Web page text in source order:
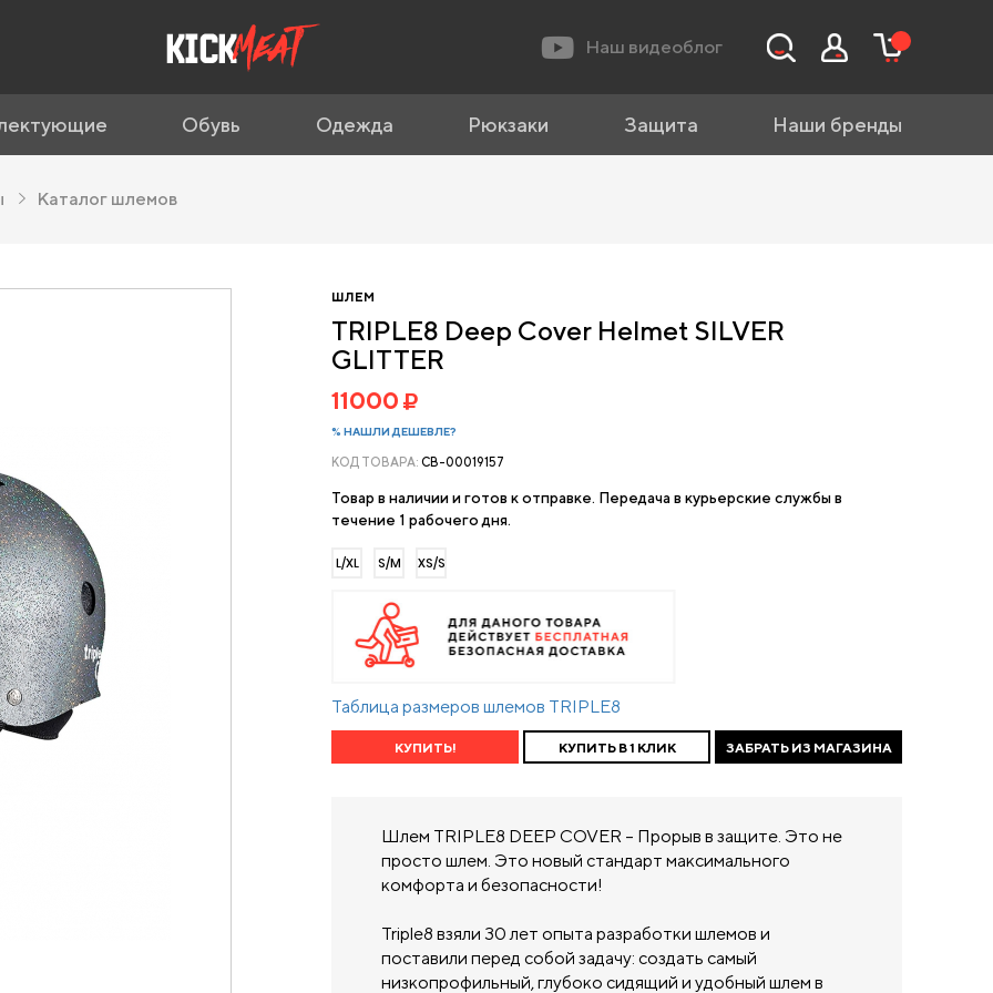
Наш видеоблог
Обувь Одежда Рюкзаки Защита Наши бренды
Каталог шлемов
ШЛЕМ
TRIPLE8 Deep Cover Helmet SILVER
GLITTER
11000
% НАШЛИ ДЕШЕВЛЕ?
КОД ТОВАРА: CB-00019157
Товар в наличии и готов к отправке. Передача в курьерские службы в
течение 1 рабочего дня.
L/XL S/M XS/S
Таблица размеров шлемов TRIPLE8
КУПИТЬ! КУПИТЬ В 1 КЛИК ЗАБРАТЬ ИЗ МАГАЗИНА
Шлем TRIPLE8 DEEP COVER – Прорыв в защите. Это не
просто шлем. Это новый стандарт максимального
комфорта и безопасности!
Triple8 взяли 30 лет опыта разработки шлемов и
поставили перед собой задачу: создать самый
низкопрофильный, глубоко сидящий и удобный шлем в